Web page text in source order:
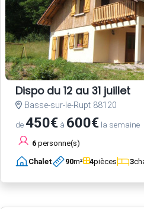
Dispo du 12 au 31 juillet
Basse-sur-le-Rupt 88120
de450€ à 600€ la semaine
6 personne(s)
Chalet 90m² 4pièces 3